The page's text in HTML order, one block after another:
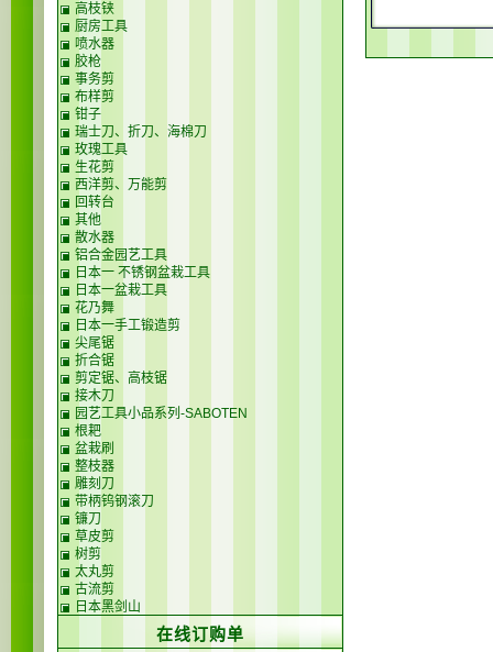
高枝铗
厨房工具
喷水器
胶枪
事务剪
布样剪
钳子
瑞士刀、折刀、海棉刀
玫瑰工具
生花剪
西洋剪、万能剪
回转台
其他
散水器
铝合金园艺工具
日本一 不锈钢盆栽工具
日本一盆栽工具
花乃舞
日本一手工锻造剪
尖尾锯
折合锯
剪定锯、高枝锯
接木刀
园艺工具小品系列-SABOTEN
根耙
盆栽刷
整枝器
雕刻刀
带柄钨钢滚刀
镰刀
草皮剪
树剪
太丸剪
古流剪
日本黑剑山
在线订购单